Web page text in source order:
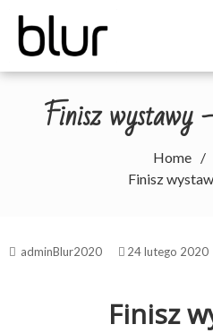
content
Finisz wystawy
Home
Finisz
adminBlur2020 24 lutego 2020
Finisz